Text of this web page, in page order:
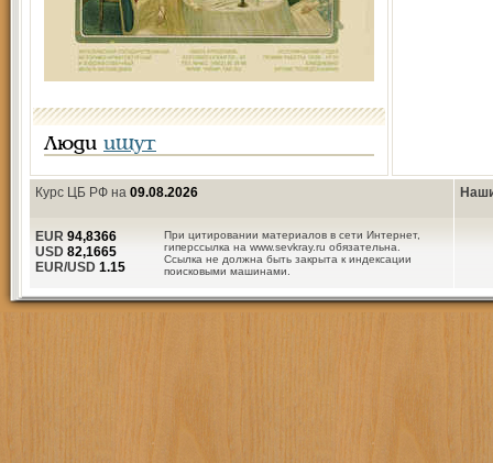
Люди ищут
Курс ЦБ РФ на 09.08.2026
При цитировании материалов в сети Интернет,
гиперссылка на www.sevkray.ru обязательна.
Ссылка не должна быть закрыта к индексации
поисковыми машинами.
EUR 94,8366
USD 82,1665
EUR/USD 1.15